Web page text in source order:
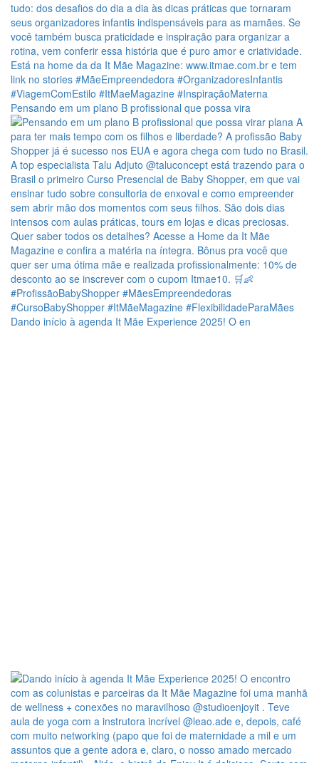
Pensando em um plano B profissional que possa vira
Dando início à agenda It Mãe Experience 2025! O en